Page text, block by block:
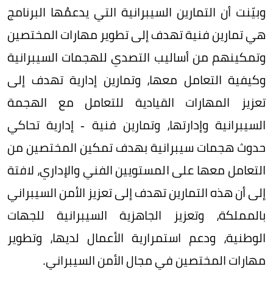
وبيّنت أن التمارين السيبرانية التي يدعمُها البرنامج
هي تمارين فنية تهدف إلى تطوير مهارات المختصين
وتمكينهم من أساليب التصدي للهجمات السيبرانية
وكيفية التعامل معها، وتمارين إدارية تهدف إلى
تعزيز المهارات القيادية للتعامل مع الهجمة
السيبرانية وإدارتها، وتمارين فنية - إدارية تحاكي
حدوث هجمات سيبرانية بهدف تمكين المختصين من
التعامل معها على المستويين الفني والإداري، لافتة
إلى أن هذه التمارين تهدف إلى تعزيز الأمن السيبراني
بالمملكة، وتعزيز الجاهزية السيبرانية للجهات
الوطنية، ودعم استمرارية الأعمال لديها، وتطوير
مهارات المختصين في مجال الأمن السيبراني.